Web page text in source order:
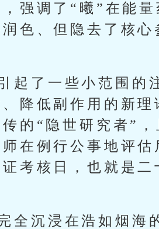
强调了“曦”在能
色、但隐去了核
起了一些小范围的
降低副作用的新理
的“隐世研究者”
在例行公事地评
考核日，也就是二
全沉浸在浩如烟海